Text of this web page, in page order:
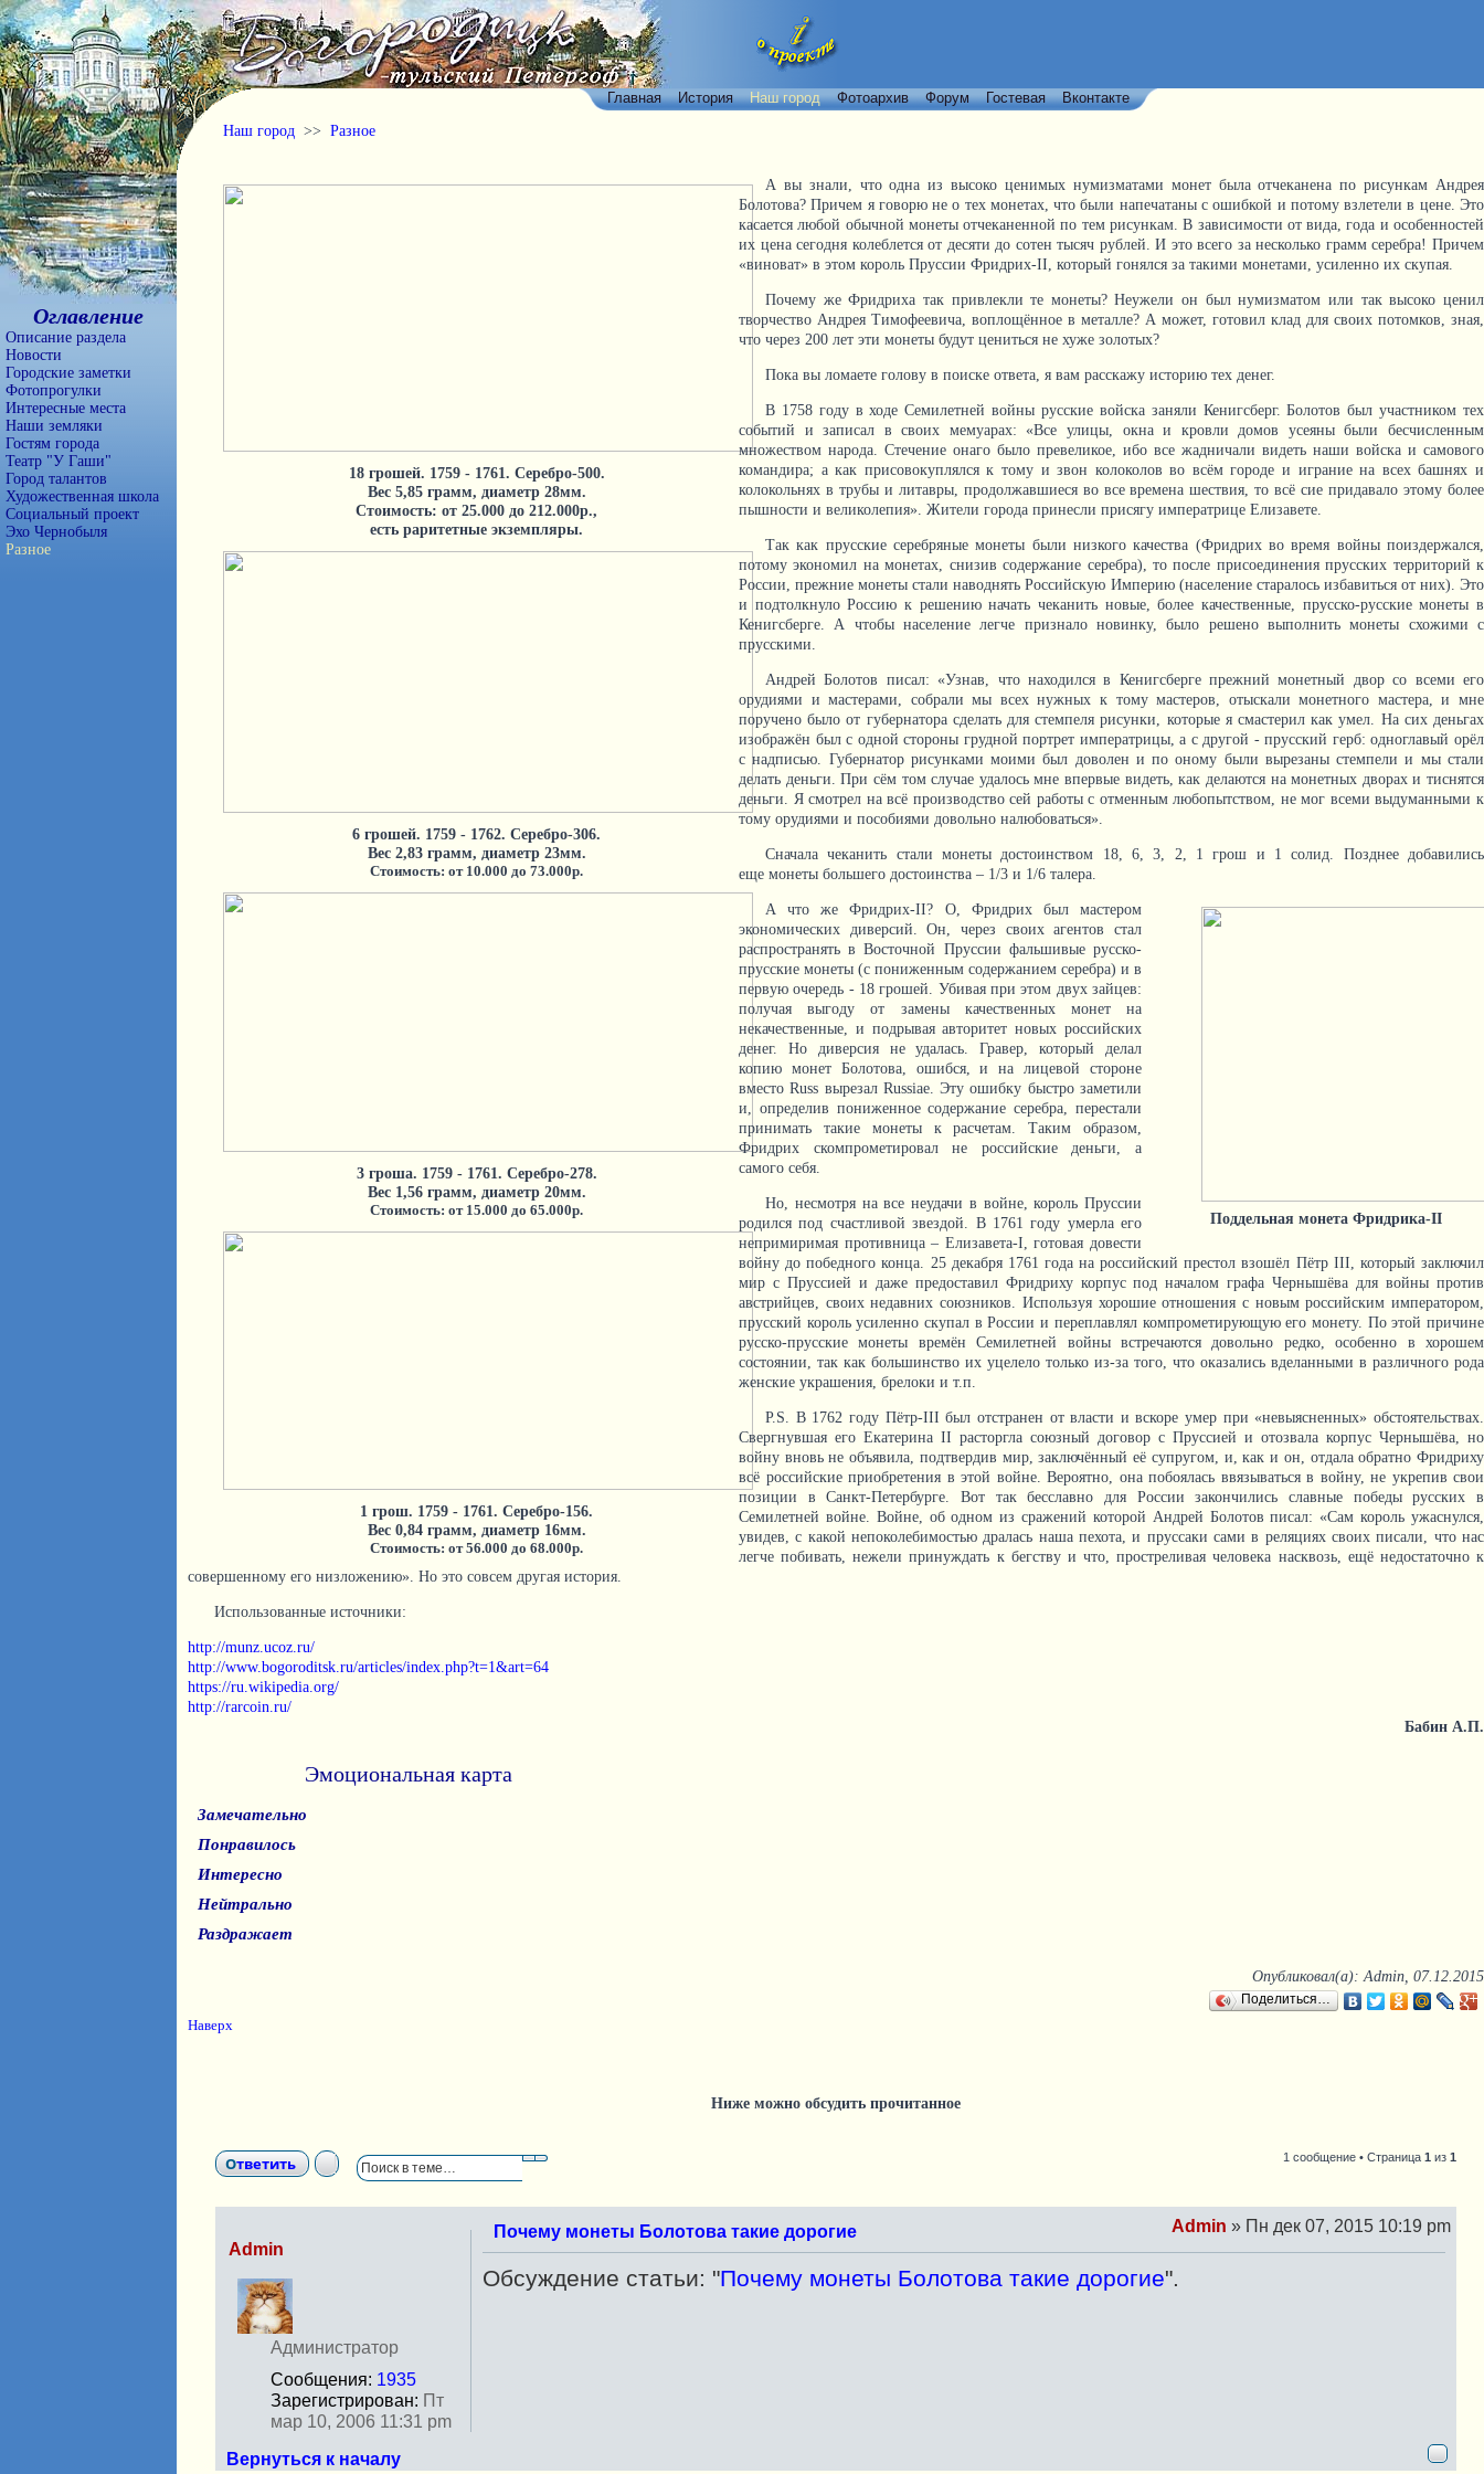
Оглавление
Описание раздела
Новости
Городские заметки
Фотопрогулки
Интересные места
Наши земляки
Гостям города
Театр "У Гаши"
Город талантов
Художественная школа
Социальный проект
Эхо Чернобыля
Разное
Главная История Наш город Фотоархив Форум Гостевая Вконтакте
Наш город >> Разное
18 грошей. 1759 - 1761. Серебро-500.
Вес 5,85 грамм, диаметр 28мм.
Стоимость: от 25.000 до 212.000р.,
есть раритетные экземпляры.
6 грошей. 1759 - 1762. Серебро-306.
Вес 2,83 грамм, диаметр 23мм.
Стоимость: от 10.000 до 73.000р.
3 гроша. 1759 - 1761. Серебро-278.
Вес 1,56 грамм, диаметр 20мм.
Стоимость: от 15.000 до 65.000р.
1 грош. 1759 - 1761. Серебро-156.
Вес 0,84 грамм, диаметр 16мм.
Стоимость: от 56.000 до 68.000р.
А вы знали, что одна из высоко ценимых нумизматами монет была отчеканена по рисункам Андрея
Болотова? Причем я говорю не о тех монетах, что были напечатаны с ошибкой и потому взлетели в цене. Это
касается любой обычной монеты отчеканенной по тем рисункам. В зависимости от вида, года и особенностей
их цена сегодня колеблется от десяти до сотен тысяч рублей. И это всего за несколько грамм серебра! Причем
«виноват» в этом король Пруссии Фридрих-II, который гонялся за такими монетами, усиленно их скупая.
Почему же Фридриха так привлекли те монеты? Неужели он был нумизматом или так высоко ценил
творчество Андрея Тимофеевича, воплощённое в металле? А может, готовил клад для своих потомков, зная,
что через 200 лет эти монеты будут цениться не хуже золотых?
Пока вы ломаете голову в поиске ответа, я вам расскажу историю тех денег.
В 1758 году в ходе Семилетней войны русские войска заняли Кенигсберг. Болотов был участником тех
событий и записал в своих мемуарах: «Все улицы, окна и кровли домов усеяны были бесчисленным
множеством народа. Стечение онаго было превеликое, ибо все жадничали видеть наши войска и самового
командира; а как присовокуплялся к тому и звон колоколов во всём городе и играние на всех башнях и
колокольнях в трубы и литавры, продолжавшиеся во все времена шествия, то всё сие придавало этому более
пышности и великолепия». Жители города принесли присягу императрице Елизавете.
Так как прусские серебряные монеты были низкого качества (Фридрих во время войны поиздержался,
потому экономил на монетах, снизив содержание серебра), то после присоединения прусских территорий к
России, прежние монеты стали наводнять Российскую Империю (население старалось избавиться от них). Это
и подтолкнуло Россию к решению начать чеканить новые, более качественные, прусско-русские монеты в
Кенигсберге. А чтобы население легче признало новинку, было решено выполнить монеты схожими с
прусскими.
Андрей Болотов писал: «Узнав, что находился в Кенигсберге прежний монетный двор со всеми его
орудиями и мастерами, собрали мы всех нужных к тому мастеров, отыскали монетного мастера, и мне
поручено было от губернатора сделать для стемпеля рисунки, которые я смастерил как умел. На сих деньгах
изображён был с одной стороны грудной портрет императрицы, а с другой - прусский герб: одноглавый орёл
с надписью. Губернатор рисунками моими был доволен и по оному были вырезаны стемпели и мы стали
делать деньги. При сём том случае удалось мне впервые видеть, как делаются на монетных дворах и тиснятся
деньги. Я смотрел на всё производство сей работы с отменным любопытством, не мог всеми выдуманными к
тому орудиями и пособиями довольно налюбоваться».
Сначала чеканить стали монеты достоинством 18, 6, 3, 2, 1 грош и 1 солид. Позднее добавились
еще монеты большего достоинства – 1/3 и 1/6 талера.
Поддельная монета Фридрика-II
А что же Фридрих-II? О, Фридрих был мастером
экономических диверсий. Он, через своих агентов стал
распространять в Восточной Пруссии фальшивые русско-
прусские монеты (с пониженным содержанием серебра) и в
первую очередь - 18 грошей. Убивая при этом двух зайцев:
получая выгоду от замены качественных монет на
некачественные, и подрывая авторитет новых российских
денег. Но диверсия не удалась. Гравер, который делал
копию монет Болотова, ошибся, и на лицевой стороне
вместо Russ вырезал Russiae. Эту ошибку быстро заметили
и, определив пониженное содержание серебра, перестали
принимать такие монеты к расчетам. Таким образом,
Фридрих скомпрометировал не российские деньги, а
самого себя.
Но, несмотря на все неудачи в войне, король Пруссии
родился под счастливой звездой. В 1761 году умерла его
непримиримая противница – Елизавета-I, готовая довести
войну до победного конца. 25 декабря 1761 года на российский престол взошёл Пётр III, который заключил
мир с Пруссией и даже предоставил Фридриху корпус под началом графа Чернышёва для войны против
австрийцев, своих недавних союзников. Используя хорошие отношения с новым российским императором,
прусский король усиленно скупал в России и переплавлял компрометирующую его монету. По этой причине
русско-прусские монеты времён Семилетней войны встречаются довольно редко, особенно в хорошем
состоянии, так как большинство их уцелело только из-за того, что оказались вделанными в различного рода
женские украшения, брелоки и т.п.
P.S. В 1762 году Пётр-III был отстранен от власти и вскоре умер при «невыясненных» обстоятельствах.
Свергнувшая его Екатерина II расторгла союзный договор с Пруссией и отозвала корпус Чернышёва, но
войну вновь не объявила, подтвердив мир, заключённый её супругом, и, как и он, отдала обратно Фридриху
всё российские приобретения в этой войне. Вероятно, она побоялась ввязываться в войну, не укрепив свои
позиции в Санкт-Петербурге. Вот так бесславно для России закончились славные победы русских в
Семилетней войне. Войне, об одном из сражений которой Андрей Болотов писал: «Сам король ужаснулся,
увидев, с какой непоколебимостью дралась наша пехота, и пруссаки сами в реляциях своих писали, что нас
легче побивать, нежели принуждать к бегству и что, простреливая человека насквозь, ещё недостаточно к
совершенному его низложению». Но это совсем другая история.
Использованные источники:
http://munz.ucoz.ru/
http://www.bogoroditsk.ru/articles/index.php?t=1&art=64
https://ru.wikipedia.org/
http://rarcoin.ru/
Бабин А.П.
Эмоциональная карта
Замечательно
Понравилось
Интересно
Нейтрально
Раздражает
Опубликовал(а): Admin, 07.12.2015
Поделиться…
Наверх
Ниже можно обсудить прочитанное
Ответить Поиск
Расширенный поиск
1 сообщение • Страница 1 из 1
Admin
Н
е
в
Администратор
Сообщения: 1935
Зарегистрирован: Пт
мар 10, 2006 11:31 pm
Почему монеты Болотова такие дорогие
о
Admin » Пн дек 07, 2015 10:19 pm
Обсуждение статьи: "Почему монеты Болотова такие дорогие".
Вернуться к началу